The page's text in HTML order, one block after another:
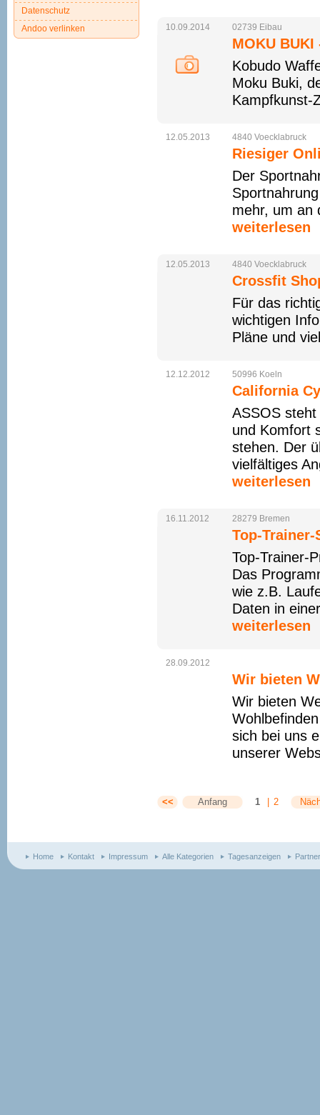
10.09.2014 02739 Eibau
MOKU
Kobudo
Moku Buki,
Kampfkunst-
12.05.2013 4840 Voecklabruck
Riesiger
Der
mehr, um an
weiterlesen
12.05.2013 4840 Voecklabruck
Crossfit
Für das
wichtigen
Pläne und
12.12.2012 50996 Koeln
California
ASSOS
und Komfort
stehen. Der
vielfältiges
weiterlesen
16.11.2012 28279 Bremen
Top-Trainer-
Top-Trainer-
Das
wie z.B.
Daten in
weiterlesen
28.09.2012
Wir bieten
Wir bieten
sich bei uns
unserer
<< Anfang 1 2
Datenschutz
Andoo verlinken
Home Kontakt Impressum Alle Kategorien Tagesanzeigen Partner